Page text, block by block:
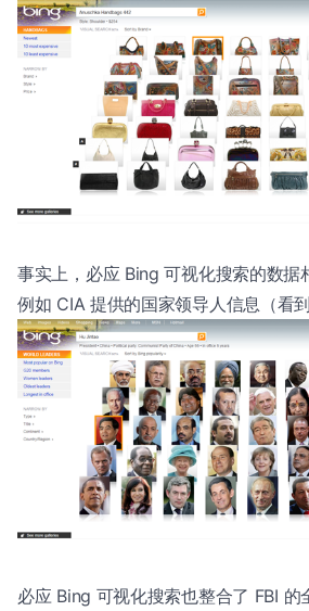
事实上，必应 Bing 可视化搜索的数据
例如 CIA 提供的国家领导人信息（看
必应 Bing 可视化搜索也整合了 FBI 的